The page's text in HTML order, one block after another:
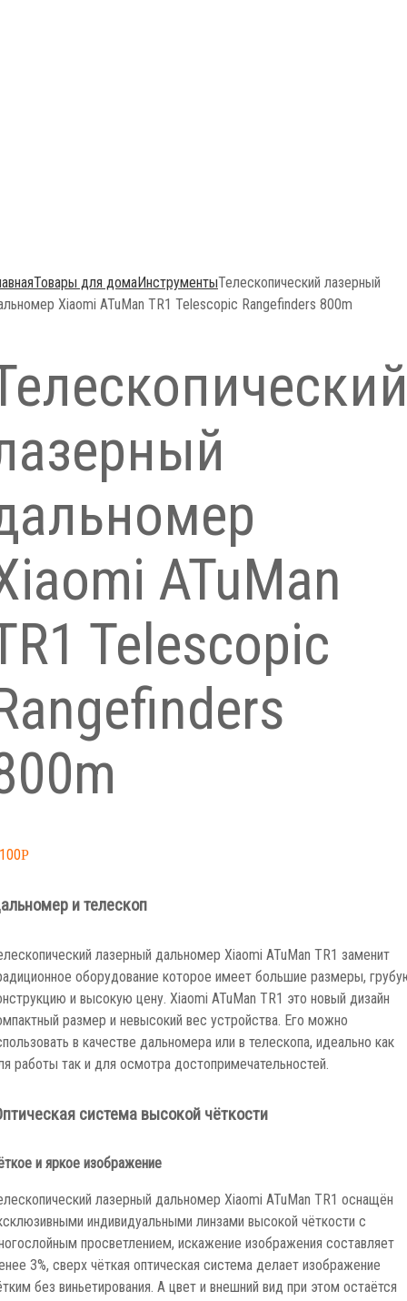
Товары для домаИнструментыТелескопический лазерный
Xiaomi ATuMan TR1 Telescopic Rangefinders 800m
ATuMan
Telescopic
Р
и телескоп
лазерный дальномер Xiaomi ATuMan TR1 заменит
оборудование которое имеет большие размеры,
и высокую цену. Xiaomi ATuMan TR1 это новый дизайн
размер и невысокий вес устройства. Его можно
в качестве дальномера или в телескопа, идеально как
работы так и для осмотра достопримечательностей.
система высокой чёткости
и яркое изображение
лазерный дальномер Xiaomi ATuMan TR1 оснащён
индивидуальными линзами высокой чёткости с
просветлением, искажение изображения составляет
3%, сверх чёткая оптическая система делает изображение
без виньетирования. А цвет и внешний вид при этом остаётся